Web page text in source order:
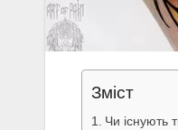
Зміст
Чи існують